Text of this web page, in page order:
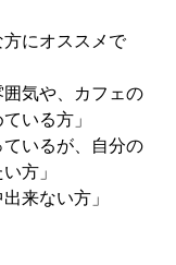
方にオススメで
囲気や、カフェの
いる方」
ているが、自分の
方」
来ない方」